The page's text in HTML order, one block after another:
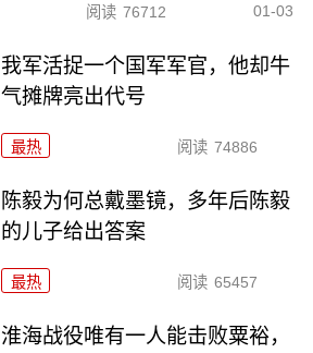
阅读 76712 01-03
我军活捉一个国军军官，他却牛
气摊牌亮出代号
最热 阅读 74886
陈毅为何总戴墨镜，多年后陈毅
的儿子给出答案
最热 阅读 65457
淮海战役唯有一人能击败粟裕，